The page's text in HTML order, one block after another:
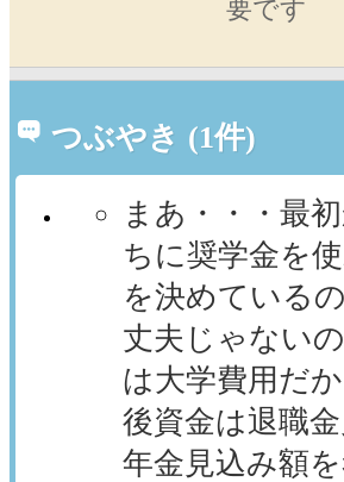
要です
つぶやき (1件)
まあ・・・最
ちに奨学金を
を決めている
丈夫じゃない
は大学費用だ
後資金は退職
年金見込み額